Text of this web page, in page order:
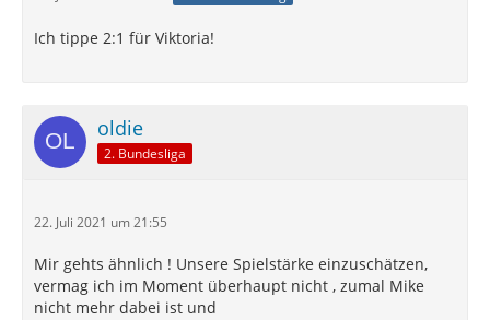
Ich tippe 2:1 für Viktoria!
oldie
2. Bundesliga
22. Juli 2021 um 21:55
Mir gehts ähnlich ! Unsere Spielstärke einzuschätzen,
vermag ich im Moment überhaupt nicht , zumal Mike
nicht mehr dabei ist und